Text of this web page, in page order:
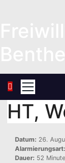
HT,
Datum: 26.
Alarmierungsart:
Dauer: 52